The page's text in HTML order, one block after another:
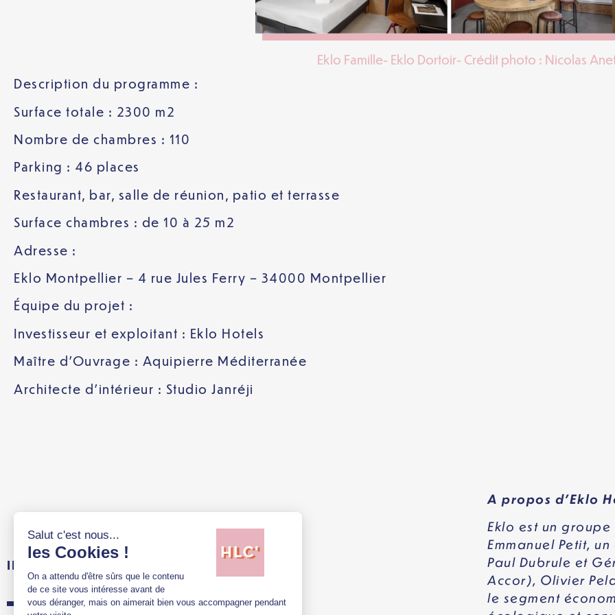
Eklo Famille- Eklo Dortoir- Crédit photo : Nicolas
Description du programme :
Surface totale : 2300 m2
Nombre de chambres : 110
Parking : 46 places
Restaurant, bar, salle de réunion, patio et terrasse
Surface chambres : de 10 à 25 m2
Adresse :
Eklo Montpellier – 4 rue Jules Ferry – 34000 Montpellier
Équipe du projet :
Investisseur et exploitant : Eklo Hotels
Maître d’Ouvrage : Aquipierre Méditerranée
Architecte d’intérieur : Studio Janréji
INFORMATIONS PRATIQUES
A propos d’Eklo
Eklo est un
Emmanuel Petit,
Paul Dubrule et
Accor), Olivier
le segment